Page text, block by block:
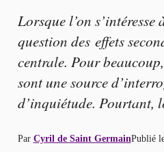
Lorsque l’on s’intéresse
question des effets
centrale. Pour
sont une source
d’inquiétude. Pourtant,
Par Cyril de Saint GermainPublié